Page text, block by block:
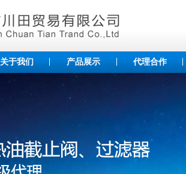
关于我们 产品展示 代理合作